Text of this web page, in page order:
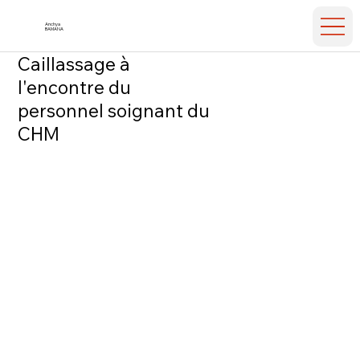
Anchya
BAMANA
Caillassage à
l'encontre du
personnel soignant du
CHM